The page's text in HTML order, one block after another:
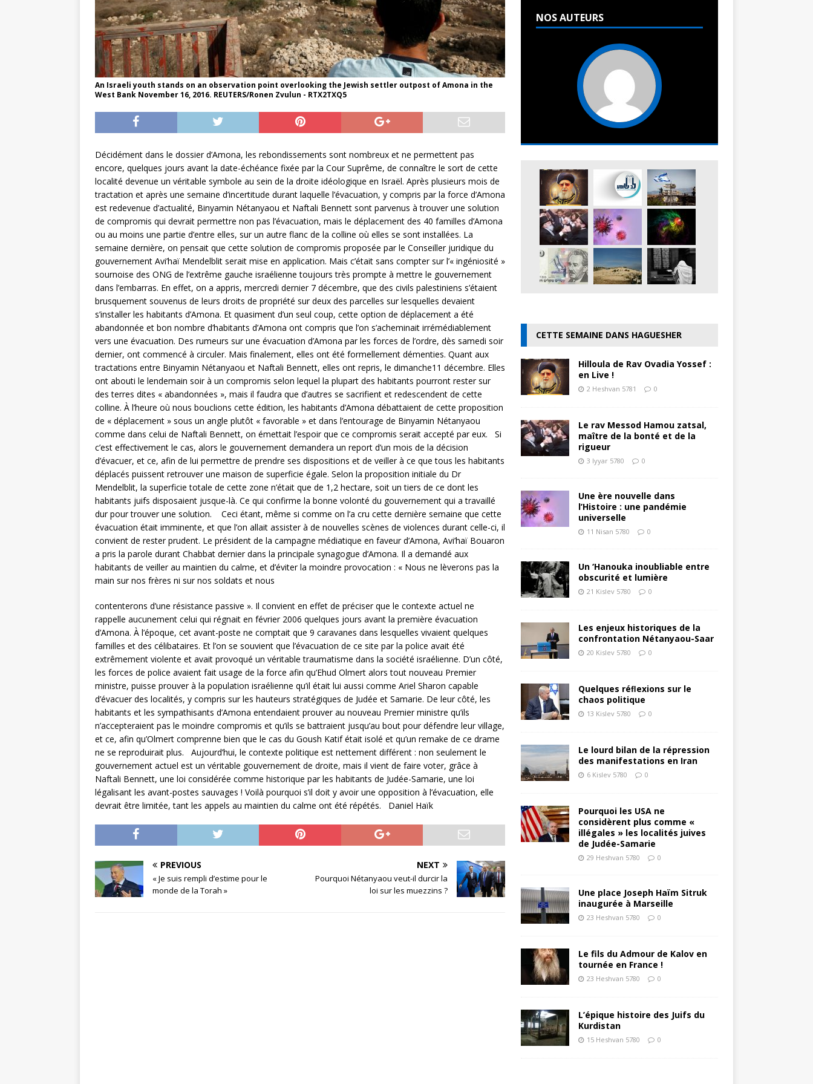
An Israeli youth stands on an observation point overlooking the Jewish settler outpost of Amona in the
West Bank November 16, 2016. REUTERS/Ronen Zvulun - RTX2TXQ5
Décidément dans le dossier d’Amona, les rebondissements sont nombreux et ne permettent pas
encore, quelques jours avant la date-échéance fixée par la Cour Suprême, de connaître le sort de cette
localité devenue un véritable symbole au sein de la droite idéologique en Israël. Après plusieurs mois de
tractation et après une semaine d’incertitude durant laquelle l’évacuation, y compris par la force d’Amona
est redevenue d’actualité, Binyamin Nétanyaou et Naftali Bennett sont parvenus à trouver une solution
de compromis qui devrait permettre non pas l’évacuation, mais le déplacement des 40 familles d’Amona
ou au moins une partie d’entre elles, sur un autre flanc de la colline où elles se sont installées. La
semaine dernière, on pensait que cette solution de compromis proposée par le Conseiller juridique du
gouvernement Avi’haï Mendelblit serait mise en application. Mais c’était sans compter sur l’« ingéniosité »
sournoise des ONG de l’extrême gauche israélienne toujours très prompte à mettre le gouvernement
dans l’embarras. En effet, on a appris, mercredi dernier 7 décembre, que des civils palestiniens s’étaient
brusquement souvenus de leurs droits de propriété sur deux des parcelles sur lesquelles devaient
s’installer les habitants d’Amona. Et quasiment d’un seul coup, cette option de déplacement a été
abandonnée et bon nombre d’habitants d’Amona ont compris que l’on s’acheminait irrémédiablement
vers une évacuation. Des rumeurs sur une évacuation d’Amona par les forces de l’ordre, dès samedi soir
dernier, ont commencé à circuler. Mais finalement, elles ont été formellement démenties. Quant aux
tractations entre Binyamin Nétanyaou et Naftali Bennett, elles ont repris, le dimanche11 décembre. Elles
ont abouti le lendemain soir à un compromis selon lequel la plupart des habitants pourront rester sur
des terres dites « abandonnées », mais il faudra que d’autres se sacrifient et redescendent de cette
colline. À l’heure où nous bouclions cette édition, les habitants d’Amona débattaient de cette proposition
de « déplacement » sous un angle plutôt « favorable » et dans l’entourage de Binyamin Nétanyaou
comme dans celui de Naftali Bennett, on émettait l’espoir que ce compromis serait accepté par eux. Si
c’est effectivement le cas, alors le gouvernement demandera un report d’un mois de la décision
d’évacuer, et ce, afin de lui permettre de prendre ses dispositions et de veiller à ce que tous les habitants
déplacés puissent retrouver une maison de superficie égale. Selon la proposition initiale du Dr
Mendelblit, la superficie totale de cette zone n’était que de 1,2 hectare, soit un tiers de ce dont les
habitants juifs disposaient jusque-là. Ce qui confirme la bonne volonté du gouvernement qui a travaillé
dur pour trouver une solution. Ceci étant, même si comme on l’a cru cette dernière semaine que cette
évacuation était imminente, et que l’on allait assister à de nouvelles scènes de violences durant celle-ci, il
convient de rester prudent. Le président de la campagne médiatique en faveur d’Amona, Avi’haï Bouaron
a pris la parole durant Chabbat dernier dans la principale synagogue d’Amona. Il a demandé aux
habitants de veiller au maintien du calme, et d’éviter la moindre provocation : « Nous ne lèverons pas la
main sur nos frères ni sur nos soldats et nous
contenterons d’une résistance passive ». Il convient en effet de préciser que le contexte actuel ne
rappelle aucunement celui qui régnait en février 2006 quelques jours avant la première évacuation
d’Amona. À l’époque, cet avant-poste ne comptait que 9 caravanes dans lesquelles vivaient quelques
familles et des célibataires. Et l’on se souvient que l’évacuation de ce site par la police avait été
extrêmement violente et avait provoqué un véritable traumatisme dans la société israélienne. D’un côté,
les forces de police avaient fait usage de la force afin qu’Ehud Olmert alors tout nouveau Premier
ministre, puisse prouver à la population israélienne qu’il était lui aussi comme Ariel Sharon capable
d’évacuer des localités, y compris sur les hauteurs stratégiques de Judée et Samarie. De leur côté, les
habitants et les sympathisants d’Amona entendaient prouver au nouveau Premier ministre qu’ils
n’accepteraient pas le moindre compromis et qu’ils se battraient jusqu’au bout pour défendre leur village,
et ce, afin qu’Olmert comprenne bien que le cas du Goush Katif était isolé et qu’un remake de ce drame
ne se reproduirait plus. Aujourd’hui, le contexte politique est nettement différent : non seulement le
gouvernement actuel est un véritable gouvernement de droite, mais il vient de faire voter, grâce à
Naftali Bennett, une loi considérée comme historique par les habitants de Judée-Samarie, une loi
légalisant les avant-postes sauvages ! Voilà pourquoi s’il doit y avoir une opposition à l’évacuation, elle
devrait être limitée, tant les appels au maintien du calme ont été répétés. Daniel Haïk
PREVIOUS
« Je suis rempli d’estime pour le
monde de la Torah »
NEXT
Pourquoi Nétanyaou veut-il durcir la
loi sur les muezzins ?
NOS AUTEURS
CETTE SEMAINE DANS HAGUESHER
Hilloula de Rav Ovadia Yossef :
en Live !
2 Heshvan 5781 0
Le rav Messod Hamou zatsal,
maître de la bonté et de la
rigueur
3 Iyyar 5780 0
Une ère nouvelle dans
l’Histoire : une pandémie
universelle
11 Nisan 5780 0
Un ‘Hanouka inoubliable entre
obscurité et lumière
21 Kislev 5780 0
Les enjeux historiques de la
confrontation Nétanyaou-Saar
20 Kislev 5780 0
Quelques réﬂexions sur le
chaos politique
13 Kislev 5780 0
Le lourd bilan de la répression
des manifestations en Iran
6 Kislev 5780 0
Pourquoi les USA ne
considèrent plus comme «
illégales » les localités juives
de Judée-Samarie
29 Heshvan 5780 0
Une place Joseph Haïm Sitruk
inaugurée à Marseille
23 Heshvan 5780 0
Le fils du Admour de Kalov en
tournée en France !
23 Heshvan 5780 0
L’épique histoire des Juifs du
Kurdistan
15 Heshvan 5780 0